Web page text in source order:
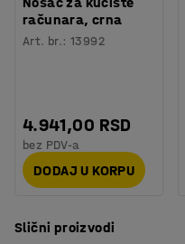
računara, crna
Art. br.:13992
4.941,00 RSD
bez PDV-a
DODAJ U KORPU
Slični proizvodi